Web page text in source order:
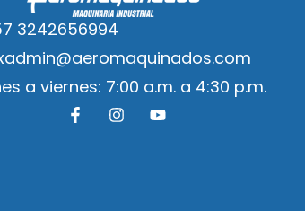
3242656994
a viernes: 7:00 a.m. a 4:30 p.m.